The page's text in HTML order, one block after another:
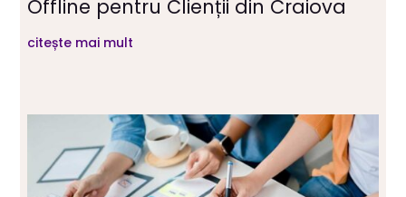
Offline pentru Clienții din Craiova
citește mai mult